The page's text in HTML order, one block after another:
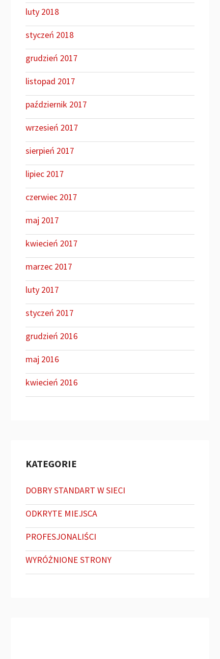
luty 2018
styczeń 2018
grudzień 2017
listopad 2017
październik 2017
wrzesień 2017
sierpień 2017
lipiec 2017
czerwiec 2017
maj 2017
kwiecień 2017
marzec 2017
luty 2017
styczeń 2017
grudzień 2016
maj 2016
kwiecień 2016
KATEGORIE
DOBRY STANDART W SIECI
ODKRYTE MIEJSCA
PROFESJONALIŚCI
WYRÓŻNIONE STRONY